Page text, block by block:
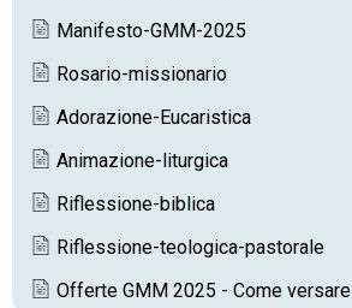
Manifesto-GMM-2025
Rosario-missionario
Adorazione-Eucaristica
Animazione-liturgica
Riflessione-biblica
Riflessione-teologica-pastorale
Offerte GMM 2025 - Come versare